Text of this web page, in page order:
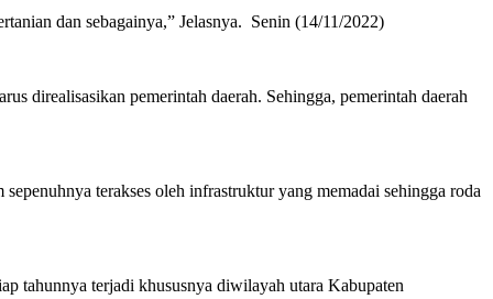
dan sebagainya,” Jelasnya. Senin (14/11/2022)
direalisasikan pemerintah daerah. Sehingga, pemerintah daerah
terakses oleh infrastruktur yang memadai sehingga roda
tahunnya terjadi khususnya diwilayah utara Kabupaten